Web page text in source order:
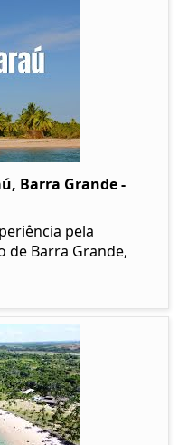
Barra Grande -
pela
de Barra Grande,